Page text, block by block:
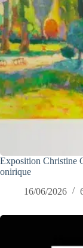
Exposition Christine
onirique
16/06/2026